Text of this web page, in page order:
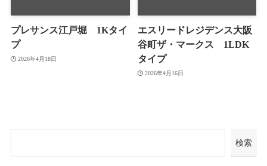
プレサンス江戸堀 1Kタイ
プ
2026年4月18日
エスリードレジデンス大阪
谷町ザ・マークス 1LDK
タイプ
2026年4月16日
検索